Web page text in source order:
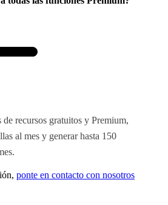
de recursos gratuitos y Premium,
al mes y generar hasta 150
ponte en contacto con nosotros